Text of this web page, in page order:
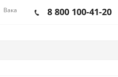
Вакансии 8 800 100-41-20